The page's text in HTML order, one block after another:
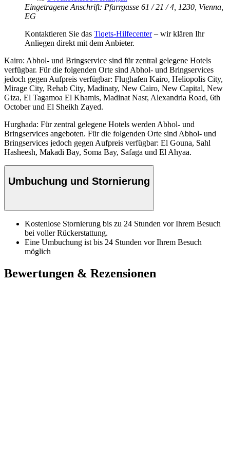
Eingetragene Anschrift: Pfarrgasse 61 / 21 / 4, 1230, Vienna,
EG
Kontaktieren Sie das Tiqets-Hilfecenter– wir klären Ihr
Anliegen direkt mit dem Anbieter.
Kairo: Abhol- und Bringservice sind für zentral gelegene Hotels
verfügbar. Für die folgenden Orte sind Abhol- und Bringservices
jedoch gegen Aufpreis verfügbar: Flughafen Kairo, Heliopolis City,
Mirage City, Rehab City, Madinaty, New Cairo, New Capital, New
Giza, El Tagamoa El Khamis, Madinat Nasr, Alexandria Road, 6th
October und El Sheikh Zayed.
Hurghada: Für zentral gelegene Hotels werden Abhol- und
Bringservices angeboten. Für die folgenden Orte sind Abhol- und
Bringservices jedoch gegen Aufpreis verfügbar: El Gouna, Sahl
Hasheesh, Makadi Bay, Soma Bay, Safaga und El Ahyaa.
Umbuchung und Stornierung
Kostenlose Stornierung bis zu 24 Stunden vor Ihrem Besuch
bei voller Rückerstattung.
Eine Umbuchung ist bis 24 Stunden vor Ihrem Besuch
möglich
Bewertungen & Rezensionen